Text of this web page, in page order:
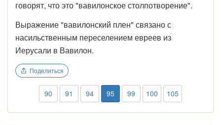
говорят, что это "вавилонское столпотворение".
Выражение "вавилонский плен" связано с
насильственным переселением евреев из
Иерусали в Вавилон.
Поделиться
90 91 94 95 99 100 105